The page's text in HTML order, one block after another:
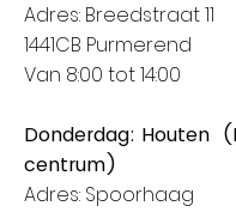
Adres: Breedstraat 11
1441CB Purmerend
Van 8:00 tot 14:00
Donderdag: Houten
centrum)
Adres: Spoorhaag